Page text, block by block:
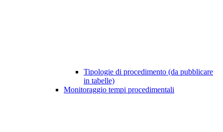
Tipologie di procedimento (da pubblicare
in tabelle)
Monitoraggio tempi procedimentali